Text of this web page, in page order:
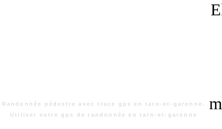
Randonnée pédestre avec trace gps en tarn-et-garonne.
Utiliser votre gps de randonnée en tarn-et-garonne